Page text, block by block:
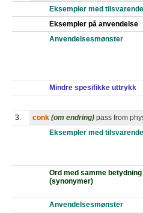
Eksempler med
Eksempler på anvendelse
Anvendelsesmønster
Mindre spesifikke uttrykk
3. conk (om endring) pass from
Eksempler med
Ord med samme betydning
(synonymer)
Anvendelsesmønster